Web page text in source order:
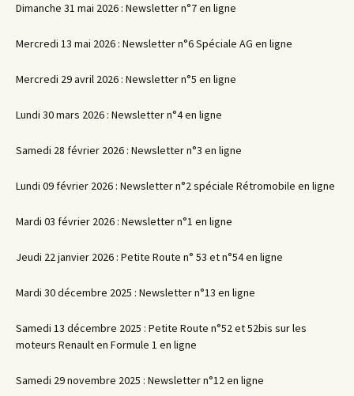
Dimanche 31 mai 2026 : Newsletter n°7 en ligne
Mercredi 13 mai 2026 : Newsletter n°6 Spéciale AG en ligne
Mercredi 29 avril 2026 : Newsletter n°5 en ligne
Lundi 30 mars 2026 : Newsletter n°4 en ligne
Samedi 28 février 2026 : Newsletter n°3 en ligne
Lundi 09 février 2026 : Newsletter n°2 spéciale Rétromobile en ligne
Mardi 03 février 2026 : Newsletter n°1 en ligne
Jeudi 22 janvier 2026 : Petite Route n° 53 et n°54 en ligne
Mardi 30 décembre 2025 : Newsletter n°13 en ligne
Samedi 13 décembre 2025 : Petite Route n°52 et 52bis sur les
moteurs Renault en Formule 1 en ligne
Samedi 29 novembre 2025 : Newsletter n°12 en ligne